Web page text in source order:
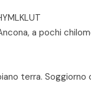
a pochi
terra.